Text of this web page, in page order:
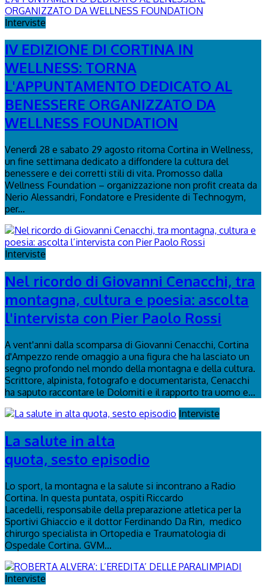
Interviste
IV EDIZIONE DI CORTINA IN
WELLNESS: TORNA
L'APPUNTAMENTO DEDICATO AL
BENESSERE ORGANIZZATO DA
WELLNESS FOUNDATION
Venerdì 28 e sabato 29 agosto ritorna Cortina in Wellness,
un fine settimana dedicato a diffondere la cultura del
benessere e dei corretti stili di vita. Promosso dalla
Wellness Foundation – organizzazione non profit creata da
Nerio Alessandri, Fondatore e Presidente di Technogym,
per...
Interviste
Nel ricordo di Giovanni Cenacchi, tra
montagna, cultura e poesia: ascolta
l'intervista con Pier Paolo Rossi
A vent'anni dalla scomparsa di Giovanni Cenacchi, Cortina
d'Ampezzo rende omaggio a una figura che ha lasciato un
segno profondo nel mondo della montagna e della cultura.
Scrittore, alpinista, fotografo e documentarista, Cenacchi
ha saputo raccontare le Dolomiti e il rapporto tra uomo e...
Interviste
La salute in alta
quota, sesto episodio
Lo sport, la montagna e la salute si incontrano a Radio
Cortina. In questa puntata, ospiti Riccardo
Lacedelli, responsabile della preparazione atletica per la
Sportivi Ghiaccio e il dottor Ferdinando Da Rin, medico
chirurgo specialista in Ortopedia e Traumatologia di
Ospedale Cortina. GVM...
Interviste